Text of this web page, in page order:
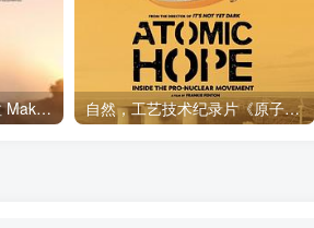
社会生活纪录片《马加拉 Makala》下载 自然，工艺技术纪录片《原子能的希望 Atomic Hope – Inside the Pro-Nuclear Movement》下载